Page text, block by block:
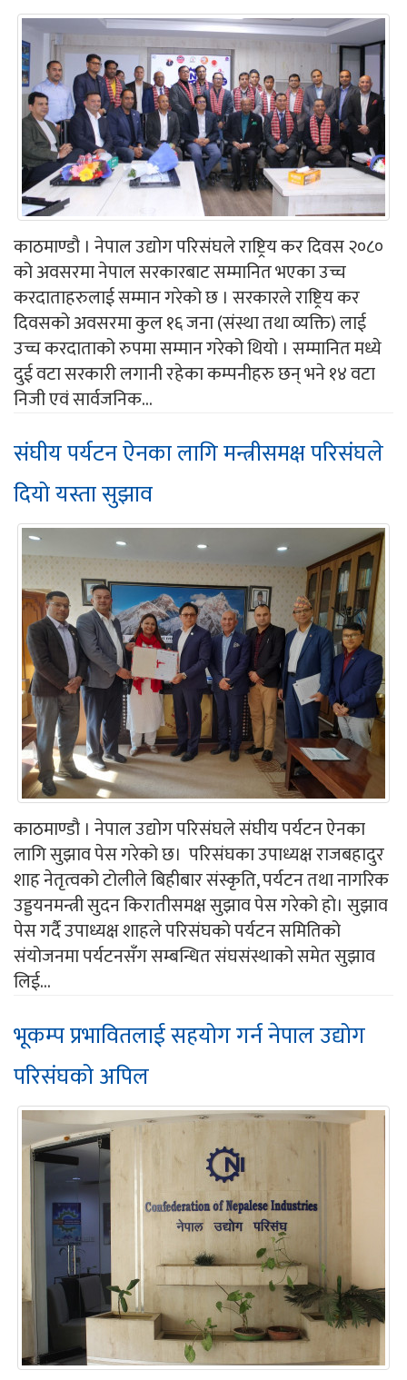
काठमाण्डौ । नेपाल उद्योग परिसंघले राष्ट्रिय कर दिवस २०८०
को अवसरमा नेपाल सरकारबाट सम्मानित भएका उच्च
करदाताहरुलाई सम्मान गरेको छ । सरकारले राष्ट्रिय कर
दिवसको अवसरमा कुल १६ जना (संस्था तथा व्यक्ति) लाई
उच्च करदाताको रुपमा सम्मान गरेको थियो । सम्मानित मध्ये
दुई वटा सरकारी लगानी रहेका कम्पनीहरु छन् भने १४ वटा
निजी एवं सार्वजनिक...
संघीय पर्यटन ऐनका लागि मन्त्रीसमक्ष परिसंघले
दियो यस्ता सुझाव
काठमाण्डौ । नेपाल उद्योग परिसंघले संघीय पर्यटन ऐनका
लागि सुझाव पेस गरेको छ। परिसंघका उपाध्यक्ष राजबहादुर
शाह नेतृत्वको टोलीले बिहीबार संस्कृति, पर्यटन तथा नागरिक
उड्डयनमन्त्री सुदन किरातीसमक्ष सुझाव पेस गरेको हो। सुझाव
पेस गर्दै उपाध्यक्ष शाहले परिसंघको पर्यटन समितिको
संयोजनमा पर्यटनसँग सम्बन्धित संघसंस्थाको समेत सुझाव
लिई...
भूकम्प प्रभावितलाई सहयोग गर्न नेपाल उद्योग
परिसंघको अपिल